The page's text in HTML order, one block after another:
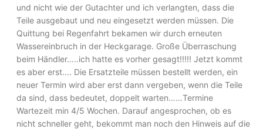
und nicht wie der Gutachter und ich verlangten, dass die
Teile ausgebaut und neu eingesetzt werden müssen. Die
Quittung bei Regenfahrt bekamen wir durch erneuten
Wassereinbruch in der Heckgarage. Große Überraschung
beim Händler…..ich hatte es vorher gesagt!!!!! Jetzt kommt
es aber erst…. Die Ersatzteile müssen bestellt werden, ein
neuer Termin wird aber erst dann vergeben, wenn die Teile
da sind, dass bedeutet, doppelt warten……Termine
Wartezeit min 4/5 Wochen. Darauf angesprochen, ob es
nicht schneller geht, bekommt man noch den Hinweis auf die